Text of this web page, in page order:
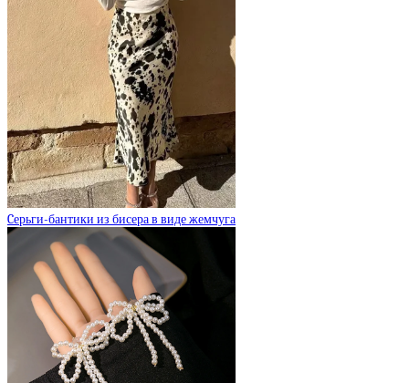
Cерьги-бантики из бисера в виде жемчуга